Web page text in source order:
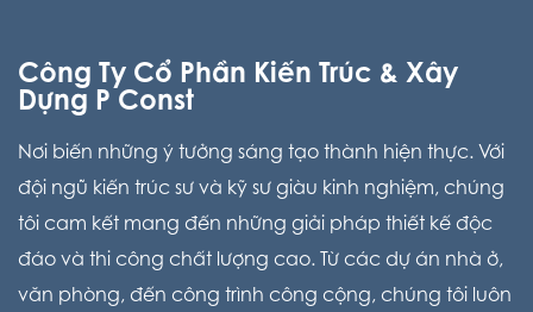
Công Ty Cổ Phần Kiến Trúc & Xây
Dựng P Const
Nơi biến những ý tưởng sáng tạo thành hiện thực. Với
đội ngũ kiến trúc sư và kỹ sư giàu kinh nghiệm, chúng
tôi cam kết mang đến những giải pháp thiết kế độc
đáo và thi công chất lượng cao. Từ các dự án nhà ở,
văn phòng, đến công trình công cộng, chúng tôi luôn